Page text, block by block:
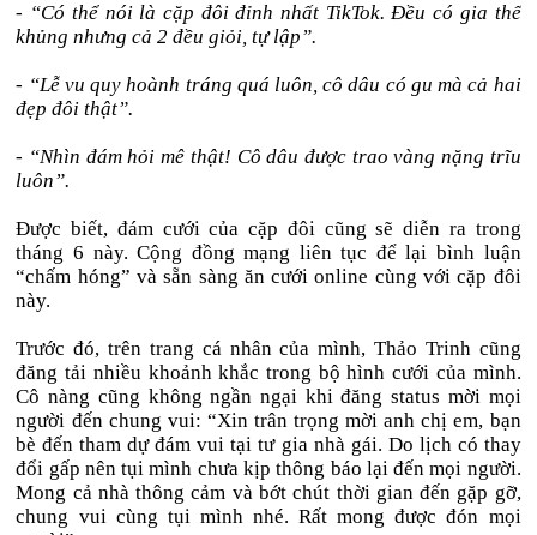
- “Có thể nói là cặp đôi đỉnh nhất TikTok. Đều có gia thế
khủng nhưng cả 2 đều giỏi, tự lập”.
- “Lễ vu quy hoành tráng quá luôn, cô dâu có gu mà cả hai
đẹp đôi thật”.
- “Nhìn đám hỏi mê thật! Cô dâu được trao vàng nặng trĩu
luôn”.
Được biết, đám cưới của cặp đôi cũng sẽ diễn ra trong
tháng 6 này. Cộng đồng mạng liên tục để lại bình luận
“chấm hóng” và sẵn sàng ăn cưới online cùng với cặp đôi
này.
Trước đó, trên trang cá nhân của mình, Thảo Trinh cũng
đăng tải nhiều khoảnh khắc trong bộ hình cưới của mình.
Cô nàng cũng không ngần ngại khi đăng status mời mọi
người đến chung vui: “Xin trân trọng mời anh chị em, bạn
bè đến tham dự đám vui tại tư gia nhà gái. Do lịch có thay
đổi gấp nên tụi mình chưa kịp thông báo lại đến mọi người.
Mong cả nhà thông cảm và bớt chút thời gian đến gặp gỡ,
chung vui cùng tụi mình nhé. Rất mong được đón mọi